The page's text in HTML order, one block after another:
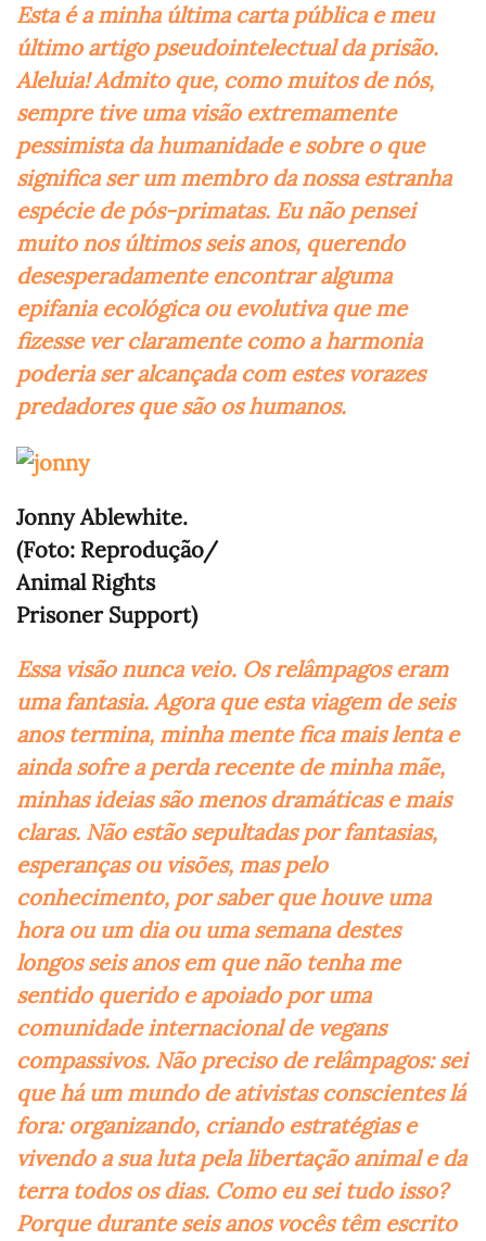
Esta é a minha última carta pública e meu
último artigo pseudointelectual da prisão.
Aleluia! Admito que, como muitos de nós,
sempre tive uma visão extremamente
pessimista da humanidade e sobre o que
significa ser um membro da nossa estranha
espécie de pós-primatas. Eu não pensei
muito nos últimos seis anos, querendo
desesperadamente encontrar alguma
epifania ecológica ou evolutiva que me
fizesse ver claramente como a harmonia
poderia ser alcançada com estes vorazes
predadores que são os humanos.
Jonny Ablewhite.
(Foto: Reprodução/
Animal Rights
Prisoner Support)
Essa visão nunca veio. Os relâmpagos eram
uma fantasia. Agora que esta viagem de seis
anos termina, minha mente fica mais lenta e
ainda sofre a perda recente de minha mãe,
minhas ideias são menos dramáticas e mais
claras. Não estão sepultadas por fantasias,
esperanças ou visões, mas pelo
conhecimento, por saber que houve uma
hora ou um dia ou uma semana destes
longos seis anos em que não tenha me
sentido querido e apoiado por uma
comunidade internacional de vegans
compassivos. Não preciso de relâmpagos: sei
que há um mundo de ativistas conscientes lá
fora: organizando, criando estratégias e
vivendo a sua luta pela libertação animal e da
terra todos os dias. Como eu sei tudo isso?
Porque durante seis anos vocês têm escrito